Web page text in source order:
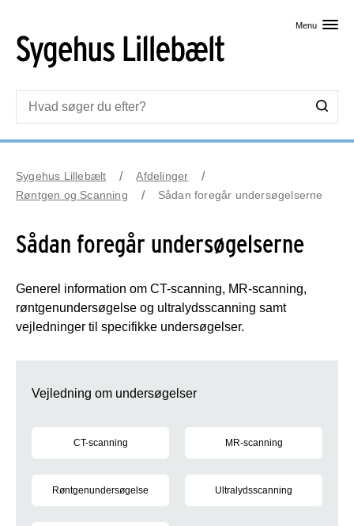
Menu
Sygehus Lillebælt
Afdelinger
Røntgen og Scanning
Sådan foregår undersøgelserne
Sådan foregår undersøgelserne
Generel information om CT-scanning, MR-scanning,
røntgenundersøgelse og ultralydsscanning samt
vejledninger til specifikke undersøgelser.
Vejledning om undersøgelser
CT-scanning MR-scanning
Røntgenundersøgelse Ultralydsscanning